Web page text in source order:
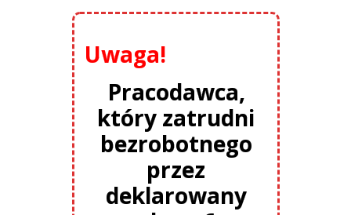
Uwaga!
Pracodawca,
który zatrudni
bezrobotnego
przez
deklarowany